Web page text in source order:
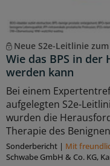
Neue S2e-Leitlinie
Wie das BPS in
werden kann
Bei einem
aufgelegten S2e-
wurden die
Therapie des
Sonderbericht | Mit
Schwabe GmbH & Co. KG,